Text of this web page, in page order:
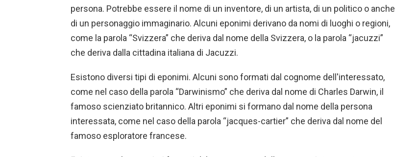
persona. Potrebbe essere il nome di un inventore, di un artista, di un politico o anche
di un personaggio immaginario. Alcuni eponimi derivano da nomi di luoghi o regioni,
come la parola “Svizzera” che deriva dal nome della Svizzera, o la parola “jacuzzi”
che deriva dalla cittadina italiana di Jacuzzi.
Esistono diversi tipi di eponimi. Alcuni sono formati dal cognome dell'interessato,
come nel caso della parola “Darwinismo” che deriva dal nome di Charles Darwin, il
famoso scienziato britannico. Altri eponimi si formano dal nome della persona
interessata, come nel caso della parola “jacques-cartier” che deriva dal nome del
famoso esploratore francese.